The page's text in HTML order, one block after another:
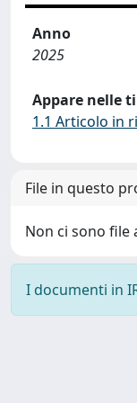
Anno
2025
Appare nelle
1.1 Articolo in
File in questo
Non ci sono file
I documenti in